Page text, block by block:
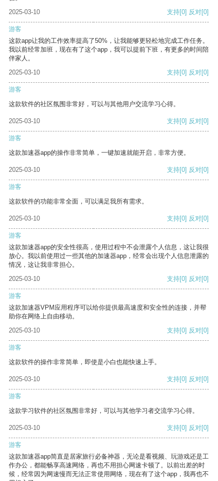
2025-03-10
支持[0] 反对[0]
游客
这款app让我的工作效率提高了50%，让我能够更轻松地完成工作任务。
我以前经常加班，现在有了这个app，我可以提前下班，有更多的时间陪
伴家人。
2025-03-10
支持[0] 反对[0]
游客
这款软件的社区氛围非常好，可以与其他用户交流学习心得。
2025-03-10 支持[0] 反对[0]
游客
这款加速器app的操作非常简单，一键加速就能开启，非常方便。
2025-03-10 支持[0] 反对[0]
游客
这款软件的功能非常全面，可以满足我所有需求。
2025-03-10 支持[0] 反对[0]
游客
这款加速器app的安全性很高，使用过程中不会泄露个人信息，这让我很
放心。我以前使用过一些其他的加速器app，经常会出现个人信息泄露的
情况，这让我非常担心。
2025-03-10
支持[0] 反对[0]
游客
这款加速器VPM应用程序可以给你提供最高速度和安全性的连接，并帮
助你在网络上自由移动。
2025-03-10
支持[0] 反对[0]
游客
这款软件的操作非常简单，即使是小白也能快速上手。
2025-03-10 支持[0] 反对[0]
游客
这款学习软件的社区氛围非常好，可以与其他学习者交流学习心得。
2025-03-10 支持[0] 反对[0]
游客
这款加速器app简直是居家旅行必备神器，无论是看视频、玩游戏还是工
作办公，都能畅享高速网络，再也不用担心网速卡顿了。以前出差的时
候，经常因为网速慢而无法正常使用网络，现在有了这个app，我再也不